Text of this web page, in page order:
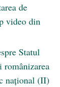
de
video din
Statul
românizarea
naţional (II)